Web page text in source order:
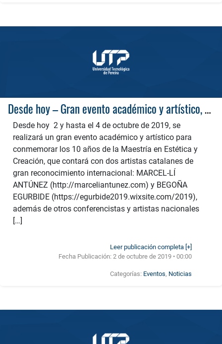
Desde hoy – Gran evento académico y artístico, 10 años, Maestría en Estética y Creación
Desde hoy 2 y hasta el 4 de octubre de 2019, se
realizará un gran evento académico y artístico para
conmemorar los 10 años de la Maestría en Estética y
Creación, que contará con dos artistas catalanes de
gran reconocimiento internacional: MARCEL-LÍ
ANTÚNEZ (http://marceliantunez.com) y BEGOÑA
EGURBIDE (https://egurbide2019.wixsite.com/2019),
además de otros conferencistas y artistas nacionales
[…]
Leer publicación completa [+]
Fecha Publicación:2 de octubre de 2019 • 00:00
Categorías: Eventos, Noticias